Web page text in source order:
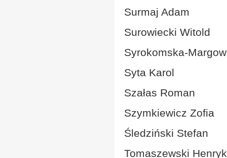
Surmaj Adam
Surowiecki Witold
Syrokomska-
Syta Karol
Szałas Roman
Szymkiewicz Zofia
Śledziński Stefan
Tomaszewski Henryk